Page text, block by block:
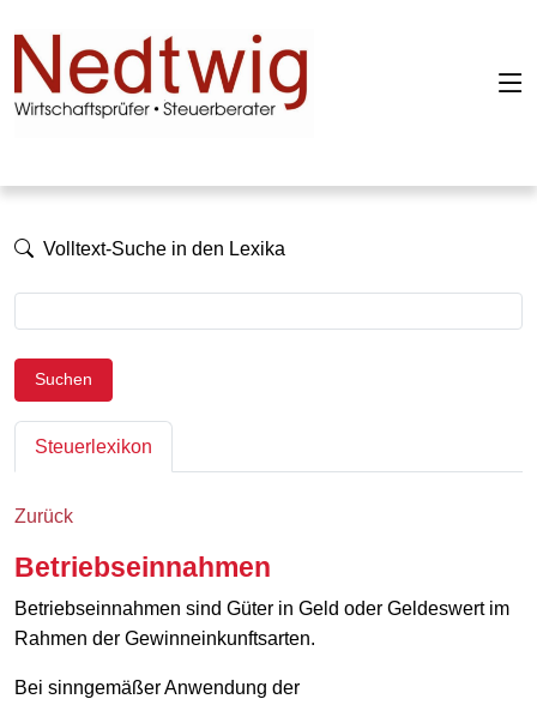
Volltext-Suche in den Lexika
Suchen
Steuerlexikon
Zurück
Betriebseinnahmen
Betriebseinnahmen sind Güter in Geld oder Geldeswert im
Rahmen der Gewinneinkunftsarten.
Bei sinngemäßer Anwendung der